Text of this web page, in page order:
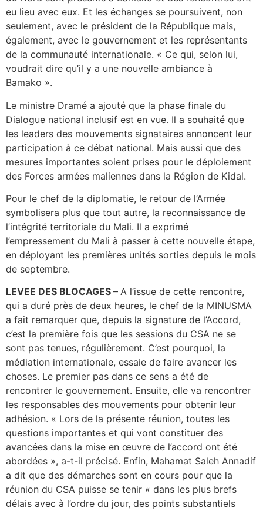
eu lieu avec eux. Et les échanges se poursuivent, non
seulement, avec le président de la République mais,
également, avec le gouvernement et les représentants
de la communauté internationale. « Ce qui, selon lui,
voudrait dire qu’il y a une nouvelle ambiance à
Bamako ».
Le ministre Dramé a ajouté que la phase finale du
Dialogue national inclusif est en vue. Il a souhaité que
les leaders des mouvements signataires annoncent leur
participation à ce débat national. Mais aussi que des
mesures importantes soient prises pour le déploiement
des Forces armées maliennes dans la Région de Kidal.
Pour le chef de la diplomatie, le retour de l’Armée
symbolisera plus que tout autre, la reconnaissance de
l’intégrité territoriale du Mali. Il a exprimé
l’empressement du Mali à passer à cette nouvelle étape,
en déployant les premières unités sorties depuis le mois
de septembre.
LEVEE DES BLOCAGES – A l’issue de cette rencontre,
qui a duré près de deux heures, le chef de la MINUSMA
a fait remarquer que, depuis la signature de l’Accord,
c’est la première fois que les sessions du CSA ne se
sont pas tenues, régulièrement. C’est pourquoi, la
médiation internationale, essaie de faire avancer les
choses. Le premier pas dans ce sens a été de
rencontrer le gouvernement. Ensuite, elle va rencontrer
les responsables des mouvements pour obtenir leur
adhésion. « Lors de la présente réunion, toutes les
questions importantes et qui vont constituer des
avancées dans la mise en œuvre de l’accord ont été
abordées », a-t-il précisé. Enfin, Mahamat Saleh Annadif
a dit que des démarches sont en cours pour que la
réunion du CSA puisse se tenir « dans les plus brefs
délais avec à l’ordre du jour, des points substantiels